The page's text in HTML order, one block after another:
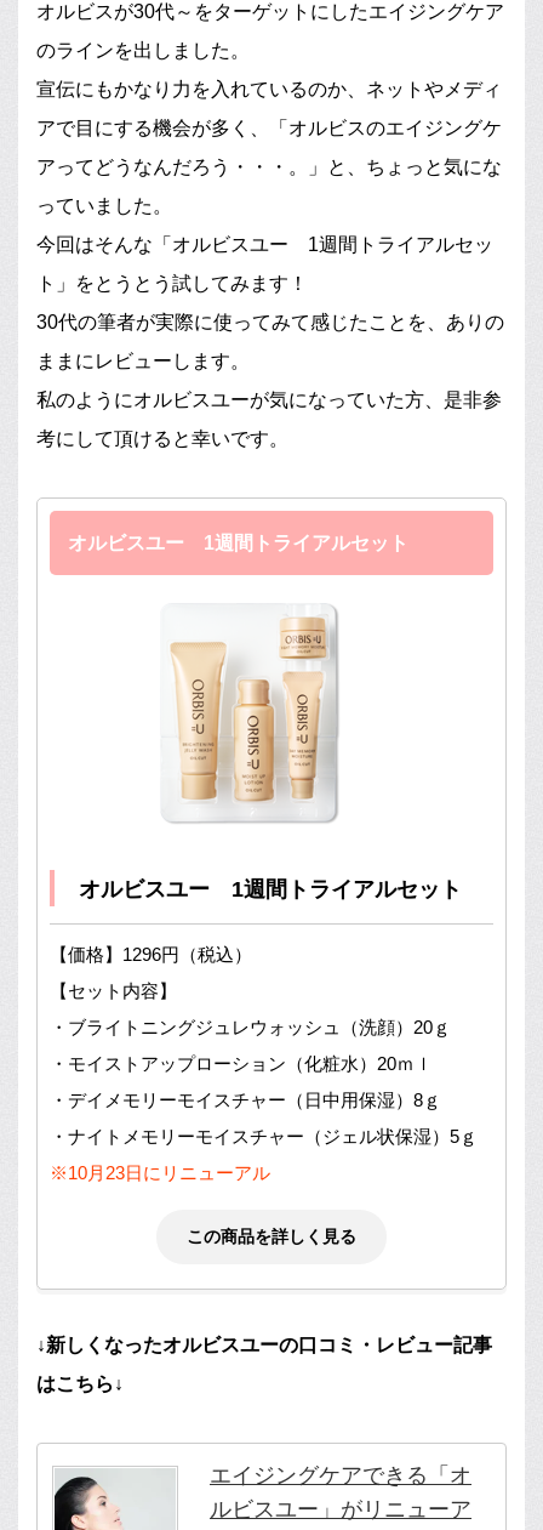
オルビスが30代～をターゲットにしたエイジングケア
のラインを出しました。
宣伝にもかなり力を入れているのか、ネットやメディ
アで目にする機会が多く、「オルビスのエイジングケ
アってどうなんだろう・・・。」と、ちょっと気にな
っていました。
今回はそんな「オルビスユー 1週間トライアルセッ
ト」をとうとう試してみます！
30代の筆者が実際に使ってみて感じたことを、ありの
ままにレビューします。
私のようにオルビスユーが気になっていた方、是非参
考にして頂けると幸いです。
オルビスユー 1週間トライアルセット
オルビスユー 1週間トライアルセット
【価格】1296円（税込）
【セット内容】
・ブライトニングジュレウォッシュ（洗顔）20ｇ
・モイストアップローション（化粧水）20ｍｌ
・デイメモリーモイスチャー（日中用保湿）8ｇ
・ナイトメモリーモイスチャー（ジェル状保湿）5ｇ
※10月23日にリニューアル
この商品を詳しく見る
↓新しくなったオルビスユーの口コミ・レビュー記事
はこちら↓
エイジングケアできる「オ
ルビスユー」がリニューア